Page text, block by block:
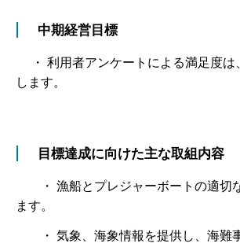
中期経営目標
・ 利用者アンケートによる満足度は
します。
目標達成に向けた主な取組内容
・ 漁船とプレジャーボートの適切
ます。
・ 気象、海象情報を提供し、海難